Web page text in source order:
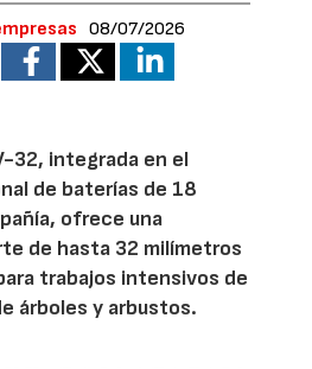
08/07/2026
32, integrada en el
de baterías de 18
ofrece una
de hasta 32 milímetros
trabajos intensivos de
árboles y arbustos.